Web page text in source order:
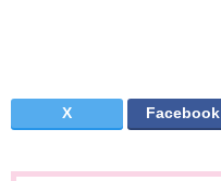
X Facebook